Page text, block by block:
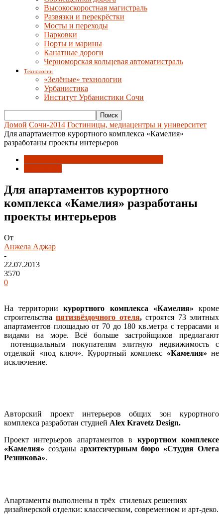
Высокоскоростная магистраль
Развязки и перекрёстки
Мосты и переходы
Парковки
Порты и марины
Канатные дороги
Черноморская кольцевая автомагистраль
Технологии
«Зелёные» технологии
Урбанистика
Институт Урбанистики Сочи
Домой Сочи-2014 Гостиницы, медиацентры и университет
Для апартаментов курортного комплекса «Камелия»
разработаны проекты интерьеров
Для апартаментов курортного
комплекса «Камелия» разработаны
проекты интерьеров
От
Анжела Аджар
-
22.07.2013
3570
0
На территориикурортного комплекса «Камелия»кроме
строительства пятизвёздочного отеля,строятся 73 элитных
апартаментов площадью от 70 до 180 кв.метра с террасами и
видами на море. Всё больше застройщиков предлагают
потенциальным покупателям элитную недвижимость с
отделкой «под ключ». Курортный комплекс «Камелия» не
исключение.
Авторский проект интерьеров общих зон курортного
комплекса разработан студией Alex Kravetz Design.
Проект интерьеров апартаментов в курортном комплексе
«Камелия» созданы архитектурным бюро «Студия Олега
Резникова».
Апартаменты выполнены в трёх стилевых решениях
дизайнерской отделки: классическом, современном и арт-деко.